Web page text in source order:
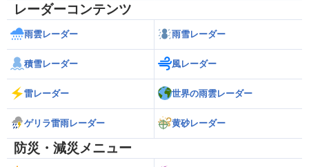
レーダーコンテンツ
雨雲レーダー 雨雪レーダー
積雪レーダー 風レーダー
雷レーダー 世界の雨雲レーダー
ゲリラ雷雨レーダー 黄砂レーダー
防災・減災メニュー